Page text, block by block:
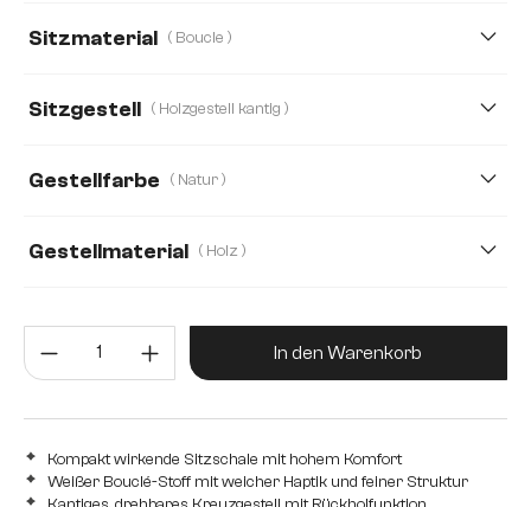
Sitzmaterial ( Boucle )
Sitzgestell ( Holzgestell kantig )
Gestellfarbe ( Natur )
Gestellmaterial ( Holz )
Eiche Metall Produkt Anzahl: Gib den
In den Warenkorb
Kompakt wirkende Sitzschale mit hohem Komfort
Weißer Bouclé-Stoff mit weicher Haptik und feiner Struktur